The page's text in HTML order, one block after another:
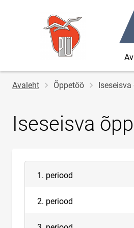
Jälglink
Avaleht Õppetöö
Iseseisva
1. periood
2. periood